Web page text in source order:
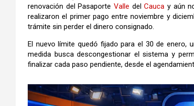
renovación del PasaporteValle delCauca y aún
realizaron el primer pago entre noviembre y
trámite sin perder el dinero consignado.
El nuevo límite quedó fijado para el 30 de enero,
medida busca descongestionar el sistema y
finalizar cada paso pendiente, desde el